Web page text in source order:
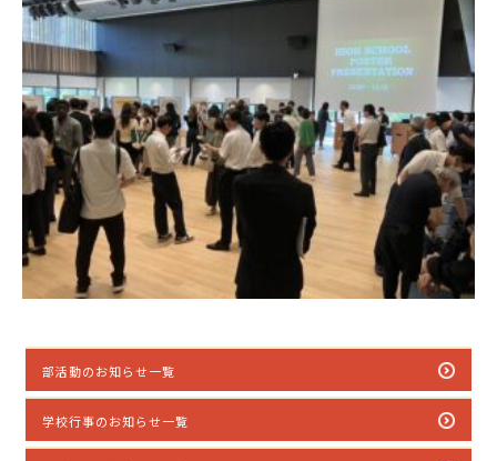
部活動のお知らせ一覧
学校行事のお知らせ一覧